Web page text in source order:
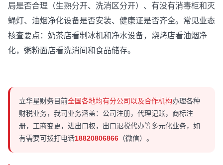
局是否合理（生熟分开、洗消区分开）、有没有消毒柜和灭
蝇灯、油烟净化设备是否安装、健康证是否齐全。常见业态
核查要点：奶茶店看制冰机和净水设备，烧烤店看油烟净
化，粥粉面店看洗消间和食品储存。
立华星财务目前全国各地均有分公司以及合作机构办理各种
财税业务，我司业务涵盖：公司注册，代理记账，商标注
册，工商变更，进出口权，出口退税代办等多元化业务，如
有需要可拨打电话18820806866 （微信）。